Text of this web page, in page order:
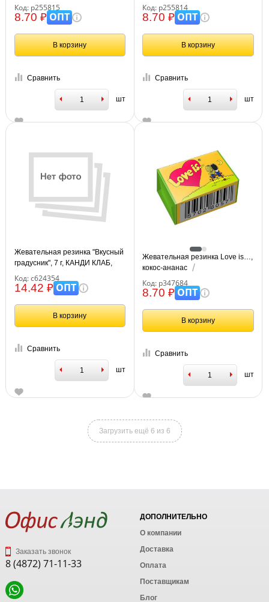
Код: р255815
8.70 ₽ОПТ
В корзину
Сравнить
шт
Код: р255814
8.70 ₽ОПТ
В корзину
Сравнить
шт
Жевательная резинка "Вкусный
градусник", 7 г, КАНДИ КЛАБ,
GUM072
Код: с624354
14.42 ₽ОПТ
В корзину
Сравнить
шт
Жевательная резинка Love is…,
кокос-ананас
Код: р347684
8.70 ₽ОПТ
В корзину
Сравнить
шт
Загрузить ещё 6 из 6
Заказать звонок
8 (4872) 71-11-33
ДОПОЛНИТЕЛЬНО
О компании
Доставка
Оплата
Поставщикам
Блог